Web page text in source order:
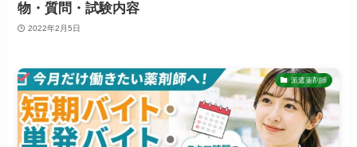
物・質問・試験内容
2022年2月5日
派遣薬剤師